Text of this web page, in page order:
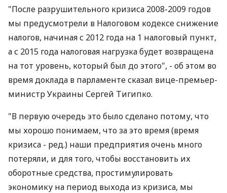
"После разрушительного кризиса 2008-2009 годов
мы предусмотрели в Налоговом кодексе снижение
налогов, начиная с 2012 года на 1 налоговый пункт,
а с 2015 года налоговая нагрузка будет возвращена
на тот уровень, который был до этого", - об этом во
время доклада в парламенте сказал вице-премьер-
министр Украины Сергей Тигипко.
"В первую очередь это было сделано потому, что
мы хорошо понимаем, что за это время (время
кризиса - ред.) наши предприятия очень много
потеряли, и для того, чтобы восстановить их
оборотные средства, простимулировать
экономику на период выхода из кризиса, мы